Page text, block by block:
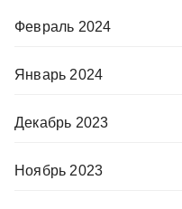
Февраль 2024
Январь 2024
Декабрь 2023
Ноябрь 2023